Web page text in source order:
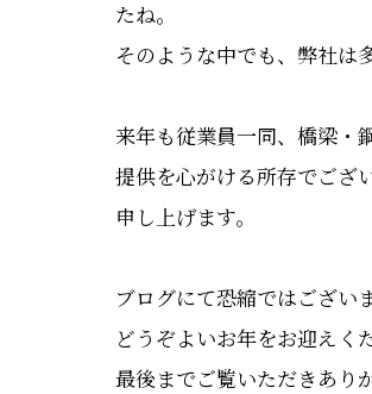
たね。
そのような中でも、弊社は
来年も従業員一同、橋梁・
提供を心がける所存でござ
申し上げます。
ブログにて恐縮ではござい
どうぞよいお年をお迎えく
最後までご覧いただきあり